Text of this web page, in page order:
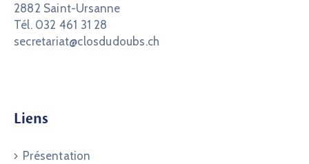
2882 Saint-Ursanne
Tél. 032 461 31 28
secretariat@closdudoubs.ch
Liens
Présentation